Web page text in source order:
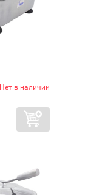
Нет в наличии